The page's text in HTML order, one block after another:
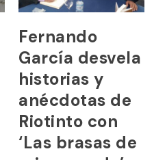
Fernando
García desvela
historias y
anécdotas de
Riotinto con
‘Las brasas de